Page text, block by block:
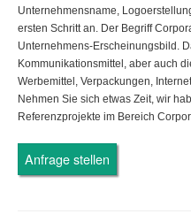
Unternehmensname,
ersten Schritt an. Der Begriff
Unternehmens-Erscheinungsbild.
Kommunikationsmittel, aber auch
Werbemittel, Verpackungen,
Nehmen Sie sich etwas Zeit, wir
Referenzprojekte im Bereich
Anfrage stellen